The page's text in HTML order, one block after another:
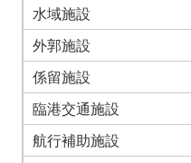
水域施設
外郭施設
係留施設
臨港交通施設
航行補助施設